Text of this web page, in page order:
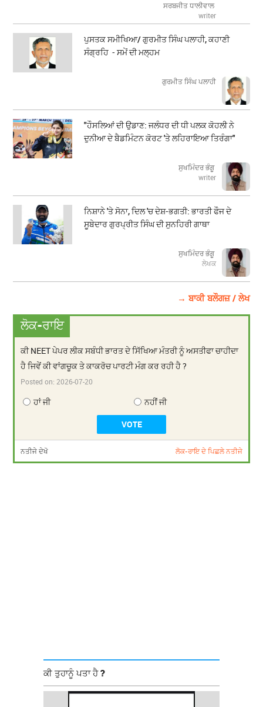
ਸਰਬਜੀਤ ਧਾਲੀਵਾਲ
writer
ਪੁਸਤਕ ਸਮੀਖਿਆ/ ਗੁਰਮੀਤ ਸਿੰਘ ਪਲਾਹੀ, ਕਹਾਣੀ
ਸੰਗ੍ਰਹਿ - ਸਮੇਂ ਦੀ ਮਲ੍ਹਮ
ਗੁਰਮੀਤ ਸਿੰਘ ਪਲਾਹੀ
"ਹੌਸਲਿਆਂ ਦੀ ਉਡਾਣ: ਜਲੰਧਰ ਦੀ ਧੀ ਪਲਕ ਕੋਹਲੀ ਨੇ
ਦੁਨੀਆ ਦੇ ਬੈਡਮਿੰਟਨ ਕੋਰਟ 'ਤੇ ਲਹਿਰਾਇਆ ਤਿਰੰਗਾ"
ਸੁਖਮਿੰਦਰ ਭੰਗੂ
writer
ਨਿਸ਼ਾਨੇ 'ਤੇ ਸੋਨਾ, ਦਿਲ 'ਚ ਦੇਸ਼-ਭਗਤੀ: ਭਾਰਤੀ ਫੌਜ ਦੇ
ਸੂਬੇਦਾਰ ਗੁਰਪ੍ਰੀਤ ਸਿੰਘ ਦੀ ਸੁਨਹਿਰੀ ਗਾਥਾ
ਸੁਖਮਿੰਦਰ ਭੰਗੂ
ਲੇਖਕ
→ ਬਾਕੀ ਬਲੌਗਜ਼ / ਲੇਖ
ਲੋਕ-ਰਾਇ
ਕੀ NEET ਪੇਪਰ ਲੀਕ ਸਬੰਧੀ ਭਾਰਤ ਦੇ ਸਿੱਖਿਆ ਮੰਤਰੀ ਨੂੰ ਅਸਤੀਫਾ ਚਾਹੀਦਾ
ਹੈ ਜਿਵੇਂ ਕੀ ਵਾਂਗਚੂਕ ਤੇ ਕਾਕਰੋਚ ਪਾਰਟੀ ਮੰਗ ਕਰ ਰਹੀ ਹੈ ?
Posted on:2026-07-20
ਹਾਂ ਜੀ ਨਹੀਂ ਜੀ
ਨਤੀਜੇ ਦੇਖੋ ਲੋਕ-ਰਾਇ ਦੇ ਪਿਛਲੇ ਨਤੀਜੇ
ਕੀ ਤੁਹਾਨੂੰ ਪਤਾ ਹੈ ?